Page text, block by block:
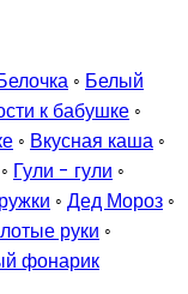
◦ Белый
к бабушке ◦
◦ Вкусная каша ◦
◦ Гули - гули ◦
◦ Дед Мороз ◦
руки ◦
фонарик